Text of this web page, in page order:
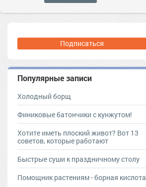
Подписаться
Популярные записи
Холодный борщ
Финиковые батончики с кунжутом!
Хотите иметь плоский живот? Вот 13
советов, которые работают
Быстрые суши к праздничному столу
Помощник растениям - борная кислота